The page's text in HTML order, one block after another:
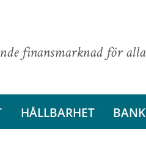
finansmarknad för alla
HÅLLBARHET BANK